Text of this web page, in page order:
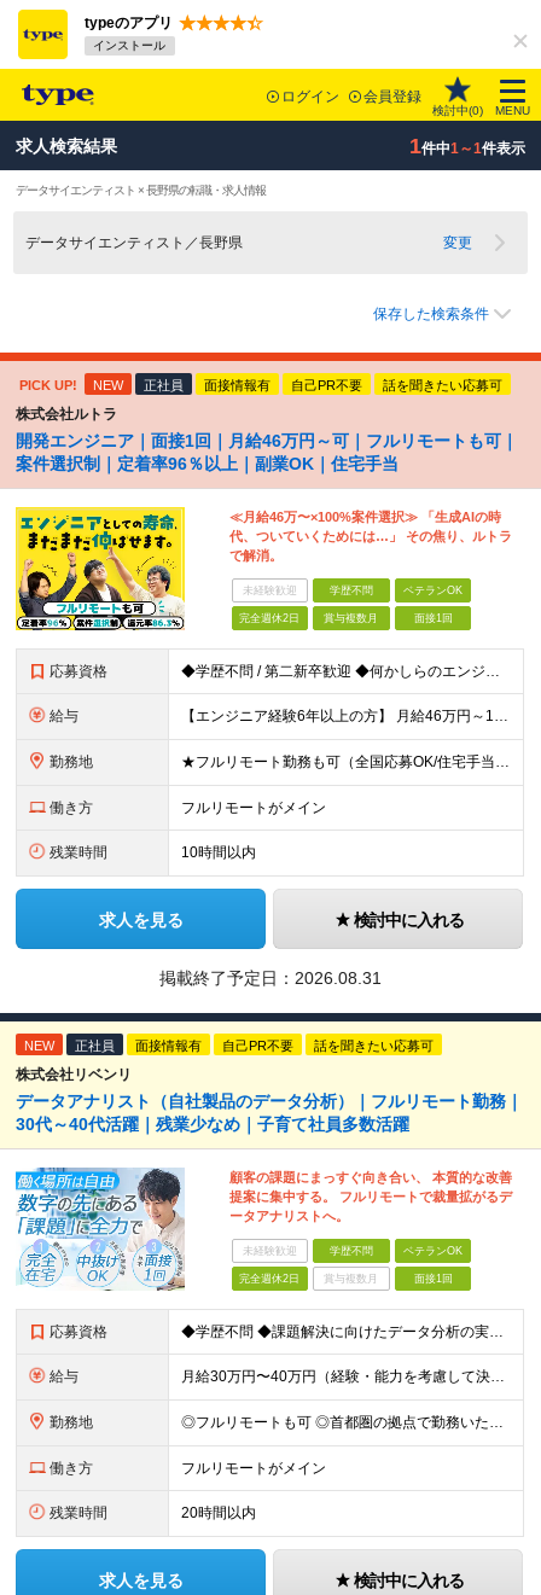
typeのアプリ
インストール
ログイン 会員登録
検討中(0) MENU
求人検索結果 1件中1～1件表示
データサイエンティスト × 長野県の転職・求人情報
データサイエンティスト／長野県 変更
保存した検索条件
PICK UP! NEW 正社員 面接情報有 自己PR不要 話を聞きたい応募可
株式会社ルトラ
開発エンジニア｜面接1回｜月給46万円～可｜フルリモートも可｜
案件選択制｜定着率96％以上｜副業OK｜住宅手当
≪月給46万〜×100%案件選択≫ 「生成AIの時
代、ついていくためには…」 その焦り、ルトラ
で解消。
未経験歓迎 学歴不問 ベテランOK
完全週休2日 賞与複数月 面接1回
応募資格 ◆学歴不問 / 第二新卒歓迎 ◆何かしらのエンジニア経験をお持ちの方 （言語・期間・フェーズ不問） 経験浅めの方も遠慮なくご応募ください！ ■入社前Q＆A ────── ◎実力に見合った報酬が手に
給与 【エンジニア経験6年以上の方】 月給46万円～100万円（固定残業代含む） ※上記月給には月30時間分の固定残業代（月8万7,400円～月19万円）を含む。超過分は全額支給。 【エンジニア経験4年以
勤務地 ★フルリモート勤務も可（全国応募OK/住宅手当を支給します） ※案件によって常駐が必要になる場合があります。 ※希望がない限り、転勤はありません ※U・Iターン歓迎 ★ルトラの社員は全国各地で活躍中
働き方 フルリモートがメイン
残業時間 10時間以内
求人を見る 検討中に入れる
掲載終了予定日： 2026.08.31
NEW 正社員 面接情報有 自己PR不要 話を聞きたい応募可
株式会社リベンリ
データアナリスト（自社製品のデータ分析）｜フルリモート勤務｜
30代～40代活躍｜残業少なめ｜子育て社員多数活躍
顧客の課題にまっすぐ向き合い、 本質的な改善
提案に集中する。 フルリモートで裁量拡がるデ
ータアナリストへ。
未経験歓迎 学歴不問 ベテランOK
完全週休2日 賞与複数月 面接1回
応募資格 ◆学歴不問 ◆課題解決に向けたデータ分析の実務経験 ※事業会社でのご経験をお持ちの方、 データ分析～プレゼンまでのご経験をお持ちの方は尚歓迎します ＜歓迎要件・求める人物像＞ ◎複雑な課題を整理し
給与 月給30万円〜40万円（経験・能力を考慮して決定） ※固定残業代20時間分（4.0〜5.5万円）含む／超過分は全額支給 ※経験・スキルを考慮のうえ決定いたします ※6ヶ月の試用期間あり。期間中の待遇に
勤務地 ◎フルリモートも可 ◎首都圏の拠点で勤務いただくことを想定しております ■本社（湘南本社） 神奈川県藤沢市辻堂神台2-2-1 アイクロス湘南8階 └JR東海道線「辻堂駅」徒歩3分 ■東北支社 秋田
働き方 フルリモートがメイン
残業時間 20時間以内
求人を見る 検討中に入れる